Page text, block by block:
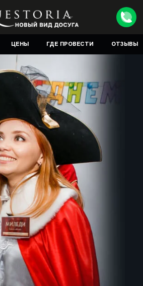
ЦЕНЫ ГДЕ ПРОВЕСТИ ОТЗЫВЫ